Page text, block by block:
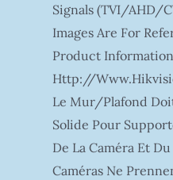
Signals (TVI/AHD/
Images Are For
Product
Http://
Le Mur/plafond
Solide Pour
De La Caméra Et
Caméras Ne